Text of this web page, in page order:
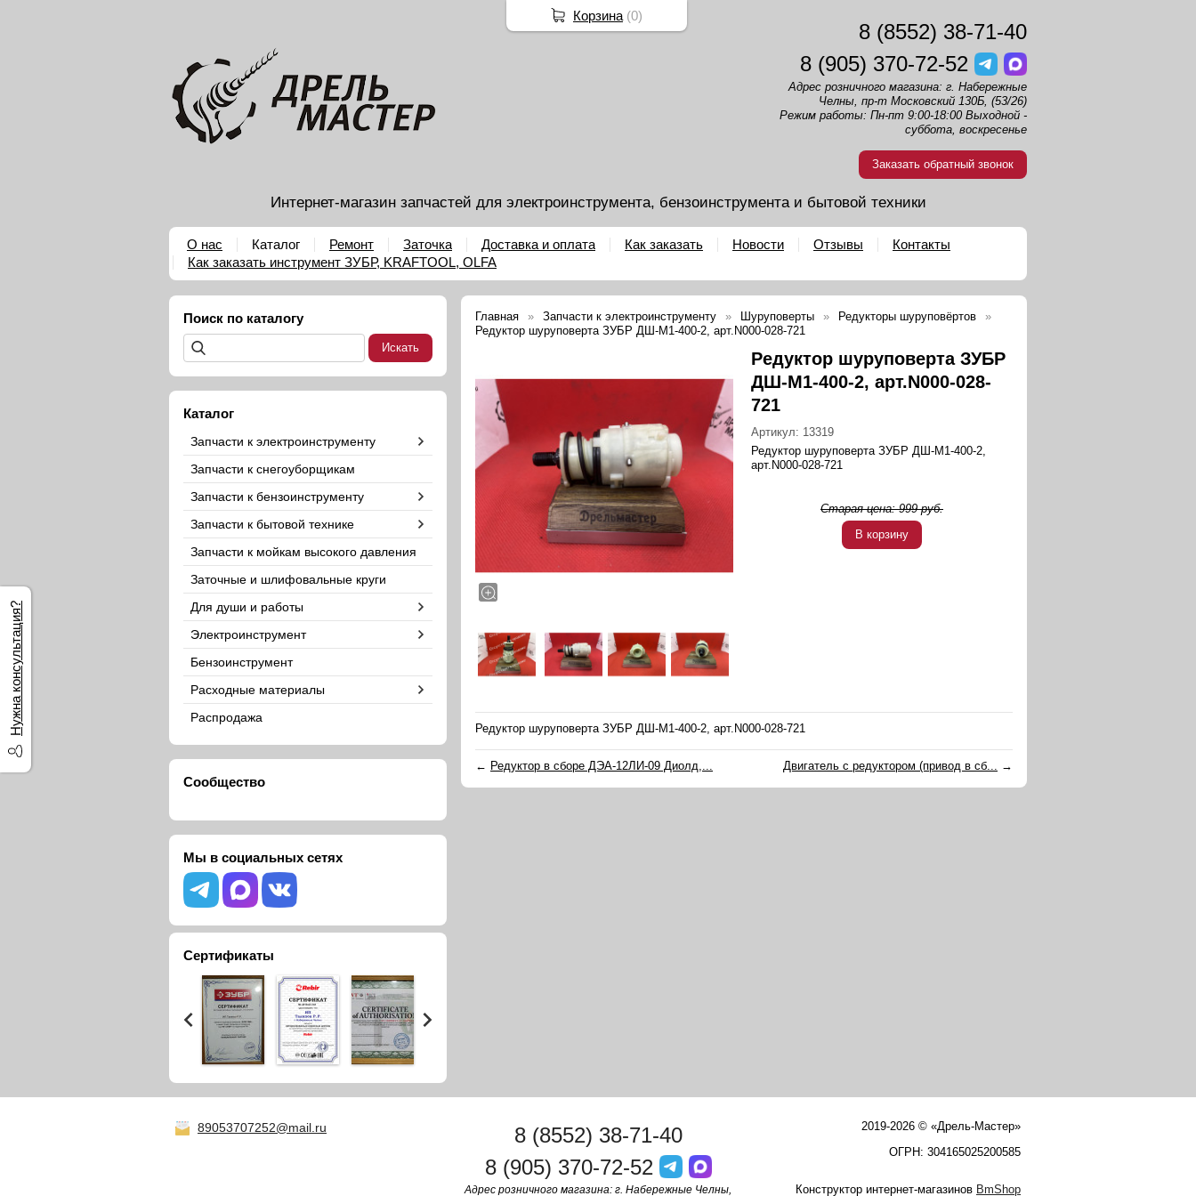
8 (8552) 38-71-40
8 (905) 370-72-52
Адрес розничного магазина: г. Набережные
Челны, пр-т Московский 130Б, (53/26)
Режим работы: Пн-пт 9:00-18:00 Выходной -
суббота, воскресенье
Заказать обратный звонок
Интернет-магазин запчастей для электроинструмента, бензоинструмента и бытовой техники
О нас Каталог Ремонт Заточка Доставка и оплата Как заказать Новости Отзывы
Контакты
Как заказать инструмент ЗУБР, KRAFTOOL, OLFA
Поиск по каталогу
Каталог
Запчасти к электроинструменту
Запчасти к снегоуборщикам
Запчасти к бензоинструменту
Запчасти к бытовой технике
Запчасти к мойкам высокого давления
Заточные и шлифовальные круги
Для души и работы
Электроинструмент
Бензоинструмент
Расходные материалы
Распродажа
Сообщество
Мы в социальных сетях
Сертификаты
Главная Запчасти к электроинструменту Шуруповерты
Редукторы шуруповёртов
Редуктор шуруповерта ЗУБР ДШ-М1-400-2, арт.N000-028-721
Редуктор шуруповерта ЗУБР
ДШ-М1-400-2, арт.N000-028-
721
Артикул: 13319
Редуктор шуруповерта ЗУБР ДШ-М1-400-2,
арт.N000-028-721
Старая цена:999руб.
В корзину
Редуктор шуруповерта ЗУБР ДШ-М1-400-2, арт.N000-028-721
← Редуктор в сборе ДЭА-12ЛИ-09 Диолд,... Двигатель с редуктором (привод в сб... →
89053707252@mail.ru
2019-2026 © «Дрель-Мастер»
ОГРН: 304165025200585
Конструктор интернет-магазинов BmShop
8 (8552) 38-71-40
8 (905) 370-72-52
Адрес розничного магазина: г. Набережные Челны,
Нужна консультация?
Корзина (0)